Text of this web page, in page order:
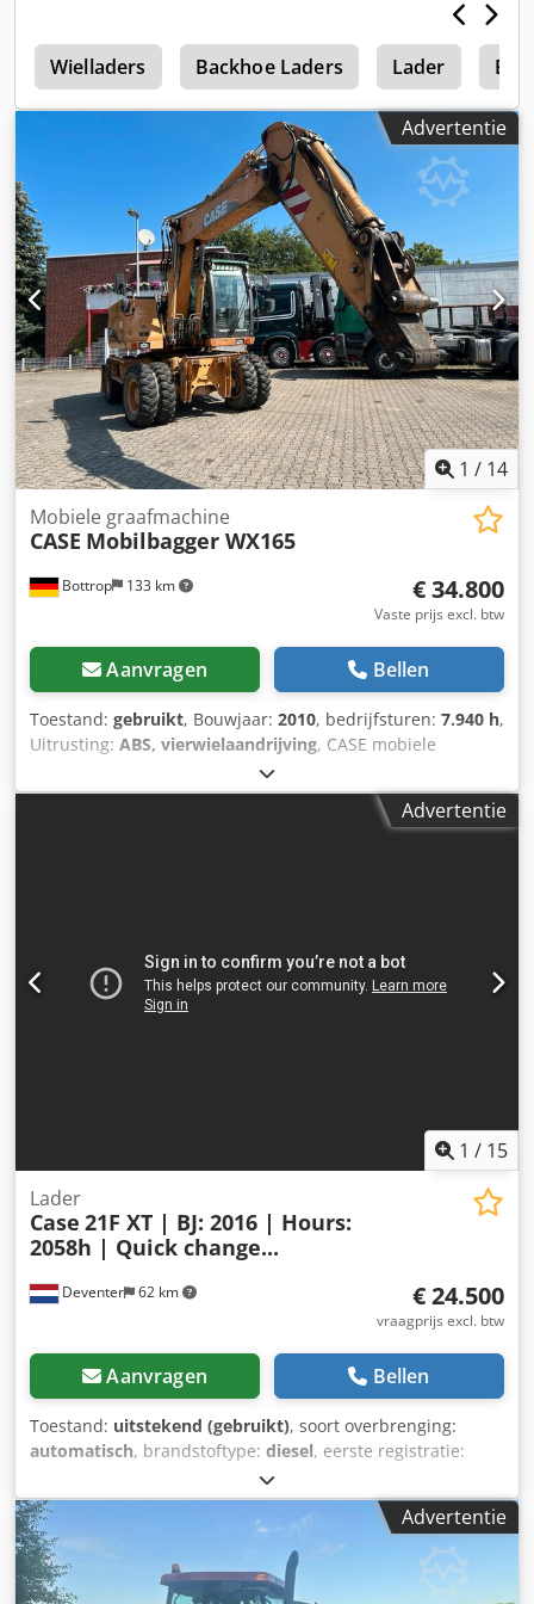
Wielladers Backhoe Laders Lader
Advertentie
1 / 14
Bottrop 133 km
Mobiele graafmachine
CASE Mobilbagger WX165
€ 34.800
Vaste prijs excl. btw
Aanvragen Bellen
Toestand: gebruikt, Bouwjaar: 2010, bedrijfsturen: 7.940 h,
Uitrusting: ABS, vierwielaandrijving, CASE mobiele
graafmachine Type: WX165 (hydraulische graafmachine)
Typegoedkeuringsnummer: N211 Cjdpfxozripco Aguerf
Motorfabrikant: Case Motorvermogen: 105 kW
samenwerking met onze partners. Alle gegevens onder
voorbehoud. Fouten en tussenverkoop voorbehouden.
Advertentie
1 / 15
Deventer 62 km
Lader
Case 21F XT | BJ: 2016 | Hours:
2058h | Quick change...
€ 24.500
vraagprijs excl. btw
Aanvragen Bellen
Toestand: uitstekend (gebruikt), soort overbrenging:
automatisch, brandstoftype: diesel, eerste registratie:
, bedrijfsturen:
cabine, = Verdere opties en accessoires = - Afgesloten
cabine - Radio/cd-speler = Opmerkingen = CASE 21F XT
wiellader, bouwjaar 2016, met slechts 2.058 draaiuren.
Deze compacte en krachtige wiellader komt uit Duitsland
Advertentie